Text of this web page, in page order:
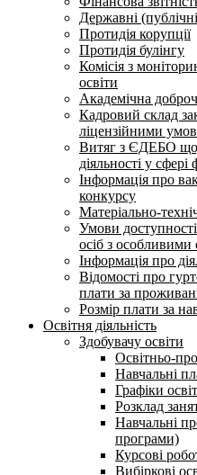
Державні
Протидія корупції
Протидія булінгу
Комісія з
освіти
Академічна
Кадровий склад
ліцензійними
Витяг з ЄДЕБО
діяльності у
Інформація про
конкурсу
Матеріально-
Умови
осіб з особливими
Інформація про
Відомості про
плати за
Розмір плати за
Освітня діяльність
Здобувачу освіти
Освітньо-
Навчальні
Графіки
Розклад
Навчальні
програми)
Курсові
Вибіркові